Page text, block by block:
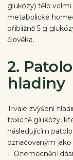
glukózy) tělo
metabolické
přibližně 5 g
člověka.
2.
hladiny
Trvalé zvýšení
toxicitě glukózy,
následujícím
označovaným jako
1. Onemocnění